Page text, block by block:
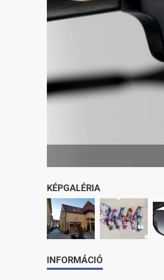
KÉPGALÉRIA
INFORMÁCIÓ